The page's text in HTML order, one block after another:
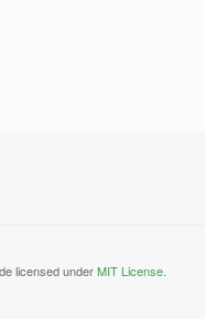
licensed underMIT License.